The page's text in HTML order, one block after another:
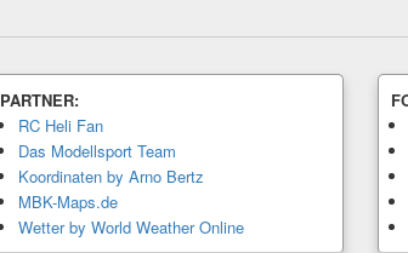
PARTNER:
RC Heli Fan
Das Modellsport Team
Koordinaten by Arno Bertz
MBK-Maps.de
Wetter by World Weather Online